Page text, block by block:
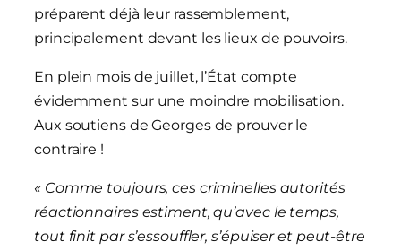
préparent déjà leur rassemblement,
principalement devant les lieux de pouvoirs.
En plein mois de juillet, l’État compte
évidemment sur une moindre mobilisation.
Aux soutiens de Georges de prouver le
contraire !
« Comme toujours, ces criminelles autorités
réactionnaires estiment, qu’avec le temps,
tout finit par s’essouffler, s’épuiser et peut-être